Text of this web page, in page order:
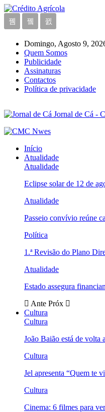
Domingo, Agosto 9,
Quem Somos
Publicidade
Assinaturas
Contactos
Política de privacidade
Jornal de Cá -
Início
Atualidade
Atualidade
Eclipse solar de 12 de
Atualidade
Passeio convívio reúne
Política
1.ª Revisão do Plano
Atualidade
Estado assegura
Ante Próx
Cultura
Cultura
João Baião está de volta
Cultura
Jel apresenta “Quem te
Cultura
Cinema: 6 filmes para